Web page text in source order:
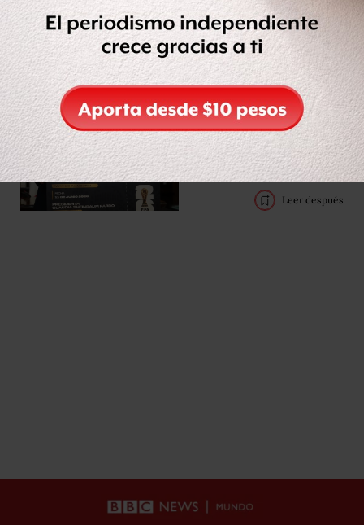
Pelé
Leer después
Claudia Sheinbaum
regalará su boleto de
inauguración del
Mundial 2026 mediante
concurso de dominadas
Leer después